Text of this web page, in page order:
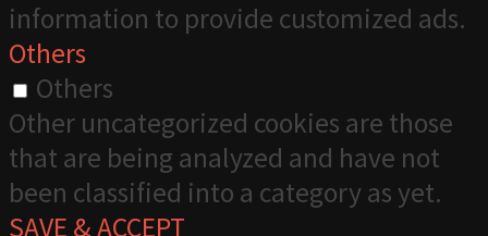
information to provide customized ads.
Others
Others
Other uncategorized cookies are those
that are being analyzed and have not
been classified into a category as yet.
SAVE & ACCEPT